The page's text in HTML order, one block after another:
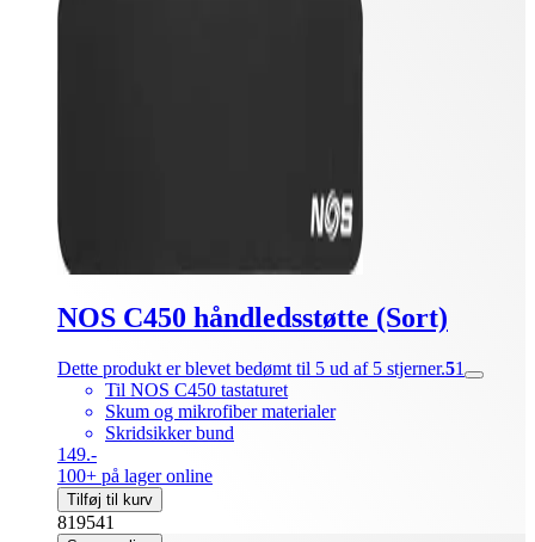
NOS C450 håndledsstøtte (Sort)
Dette produkt er blevet bedømt til 5 ud af 5 stjerner.51
Til NOS C450 tastaturet
Skum og mikrofiber materialer
Skridsikker bund
149.-
100+ på lager online
Tilføj til kurv
819541